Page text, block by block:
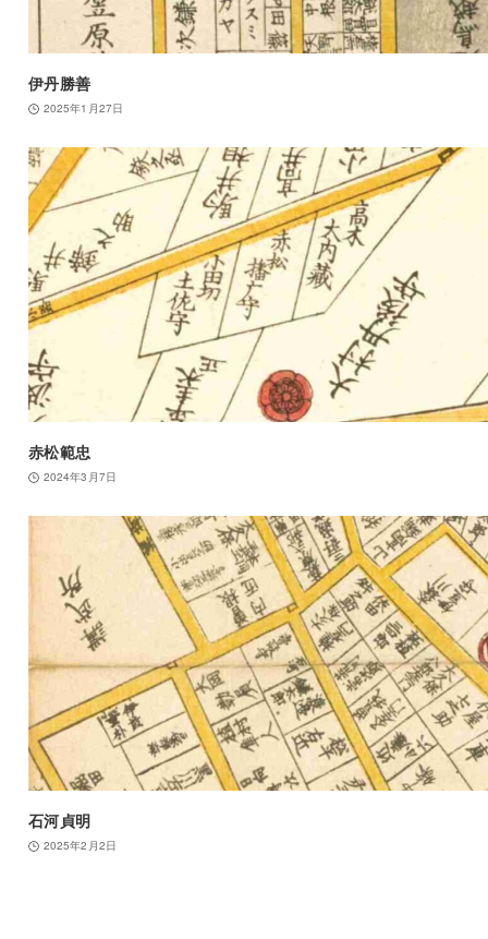
伊丹勝善
2025年1月27日
赤松範忠
2024年3月7日
石河貞明
2025年2月2日